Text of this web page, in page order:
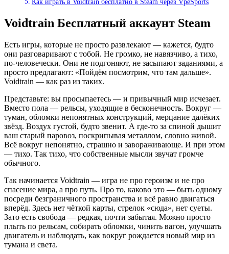
Как играть в Voidtrain бесплатно в Steam через VpeSports
Voidtrain Бесплатный аккаунт Steam
Есть игры, которые не просто развлекают — кажется, будто
они разговаривают с тобой. Не громко, не навязчиво, а тихо,
по‑человечески. Они не подгоняют, не засыпают заданиями, а
просто предлагают: «Пойдём посмотрим, что там дальше».
Voidtrain — как раз из таких.
Представьте: вы просыпаетесь — и привычный мир исчезает.
Вместо пола — рельсы, уходящие в бесконечность. Вокруг —
туман, обломки непонятных конструкций, мерцание далёких
звёзд. Воздух густой, будто звенит. А где‑то за спиной дышит
ваш старый паровоз, поскрипывая металлом, словно живой.
Всё вокруг непонятно, страшно и завораживающе. И при этом
— тихо. Так тихо, что собственные мысли звучат громче
обычного.
Так начинается Voidtrain — игра не про героизм и не про
спасение мира, а про путь. Про то, каково это — быть одному
посреди безграничного пространства и всё равно двигаться
вперёд. Здесь нет чёткой карты, стрелок «сюда», нет суеты.
Зато есть свобода — редкая, почти забытая. Можно просто
плыть по рельсам, собирать обломки, чинить вагон, улучшать
двигатель и наблюдать, как вокруг рождается новый мир из
тумана и света.